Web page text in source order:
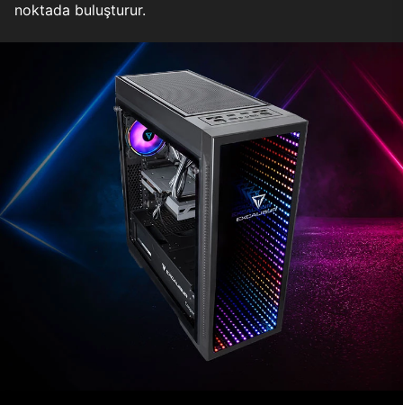
noktada buluşturur.